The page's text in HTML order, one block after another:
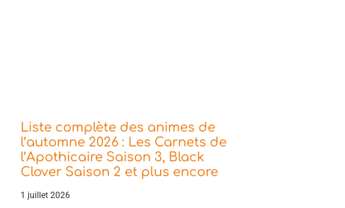
Liste complète des animes de
l’automne 2026 : Les Carnets de
l’Apothicaire Saison 3, Black
Clover Saison 2 et plus encore
1 juillet 2026